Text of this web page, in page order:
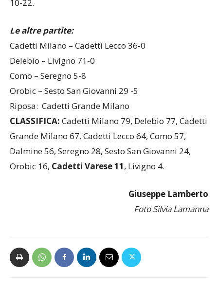
10-22.
Le altre partite:
Cadetti Milano – Cadetti Lecco 36-0
Delebio – Livigno 71-0
Como – Seregno 5-8
Orobic – Sesto San Giovanni 29 -5
Riposa: Cadetti Grande Milano
CLASSIFICA: Cadetti Milano 79, Delebio 77, Cadetti
Grande Milano 67, Cadetti Lecco 64, Como 57,
Dalmine 56, Seregno 28, Sesto San Giovanni 24,
Orobic 16, Cadetti Varese 11, Livigno 4.
Giuseppe Lamberto
Foto Silvia Lamanna